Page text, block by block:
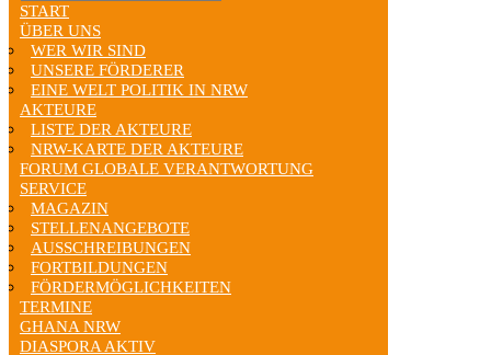
START
ÜBER UNS
WER WIR SIND
UNSERE FÖRDERER
EINE WELT POLITIK IN NRW
AKTEURE
LISTE DER AKTEURE
NRW-KARTE DER AKTEURE
FORUM GLOBALE VERANTWORTUNG
SERVICE
MAGAZIN
STELLENANGEBOTE
AUSSCHREIBUNGEN
FORTBILDUNGEN
FÖRDERMÖGLICHKEITEN
TERMINE
GHANA NRW
DIASPORA AKTIV